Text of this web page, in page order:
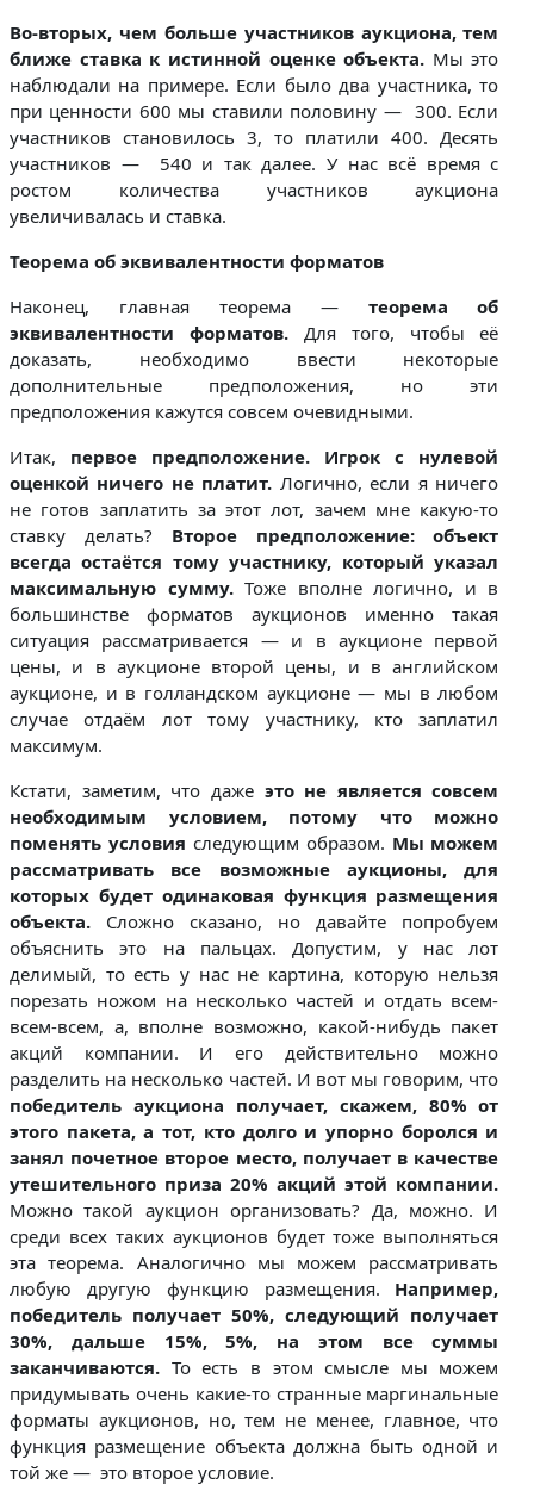
Во-вторых, чем больше участников аукциона, тем
ближе ставка к истинной оценке объекта. Мы это
наблюдали на примере. Если было два участника, то
при ценности 600 мы ставили половину — 300. Если
участников становилось 3, то платили 400. Десять
участников — 540 и так далее. У нас всё время с
ростом количества участников аукциона
увеличивалась и ставка.
Теорема об эквивалентности форматов
Наконец, главная теорема — теорема об
эквивалентности форматов. Для того, чтобы её
доказать, необходимо ввести некоторые
дополнительные предположения, но эти
предположения кажутся совсем очевидными.
Итак, первое предположение.
Игрок с нулевой
оценкой ничего не платит. Логично, если я ничего
не готов заплатить за этот лот, зачем мне какую-то
ставку делать? Второе предположение: объект
всегда остаётся тому участнику, который указал
максимальную сумму.Тоже вполне логично, и в
большинстве форматов аукционов именно такая
ситуация рассматривается — и в аукционе первой
цены, и в аукционе второй цены, и в английском
аукционе, и в голландском аукционе — мы в любом
случае отдаём лот тому участнику, кто заплатил
максимум.
Кстати, заметим, что дажеэто не является совсем
необходимым условием, потому что можно
поменять условия следующим образом. Мы можем
рассматривать все возможные аукционы, для
которых будет одинаковая функция размещения
объекта. Сложно сказано, но давайте попробуем
объяснить это на пальцах. Допустим, у нас лот
делимый, то есть у нас не картина, которую нельзя
порезать ножом на несколько частей и отдать всем-
всем-всем, а, вполне возможно, какой-нибудь пакет
акций компании. И его действительно можно
разделить на несколько частей. И вот мы говорим, что
победитель аукциона получает, скажем, 80% от
этого пакета, а тот, кто долго и упорно боролся и
занял почетное второе место, получает в качестве
утешительного приза 20% акций этой компании.
Можно такой аукцион организовать? Да, можно. И
среди всех таких аукционов будет тоже выполняться
эта теорема. Аналогично мы можем рассматривать
любую другую функцию размещения. Например,
победитель получает 50%, следующий получает
30%, дальше 15%, 5%, на этом все суммы
заканчиваются. То есть в этом смысле мы можем
придумывать очень какие-то странные маргинальные
форматы аукционов, но, тем не менее, главное, что
функция размещение объекта должна быть одной и
той же — это второе условие.